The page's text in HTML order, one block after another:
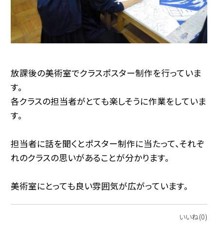
放課後の美術室でクラスポスター制作を行っていま
す。
各クラスの担当者がとても楽しそうに作業をしていま
す。
担当者に話を聞くとポスター制作に当たって、それぞ
れのクラスの思いがあることが分かります。
美術室にとっても良い雰囲気が広がっています。
いいね(0)